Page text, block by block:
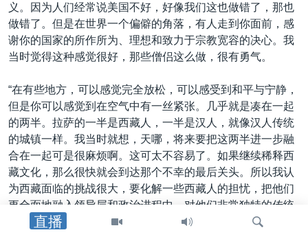
直播
义。因为人们经常说美国不好，好像我们这也做错了，那也
做错了。但是在世界一个偏僻的角落，有人走到你面前，感
谢你的国家的所作所为、理想和致力于宗教宽容的决心。我
当时觉得这种感觉很好，那些僧侣这么做，很有勇气。
“在有些地方，可以感觉完全放松，可以感受到和平与宁静，
但是你可以感觉到在空气中有一丝紧张。几乎就是凑在一起
的两半。拉萨的一半是西藏人，一半是汉人，就像汉人传统
的城镇一样。我当时就想，天哪，将来要把这两半进一步融
合在一起可是很麻烦啊。这可太不容易了。如果继续稀释西
藏文化，那么很快就会到达那个不幸的最后关头。所以我认
为西藏面临的挑战很大，要化解一些西藏人的担忧，把他们
更全面地融入领导层和政治进程中，对他们非常独特的传统
做法表现出尊重。”